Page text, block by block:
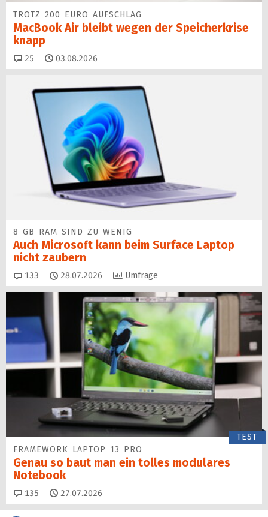
TROTZ 200 EURO AUFSCHLAG
MacBook Air bleibt wegen der Speicherkrise
knapp
25 Kommentare
03.08.2026
8 GB RAM SIND ZU WENIG
Auch Microsoft kann beim Surface Laptop
nicht zaubern
133 Kommentare
28.07.2026 Umfrage
TEST
FRAMEWORK LAPTOP 13 PRO
Genau so baut man ein tolles modulares
Notebook
135 Kommentare
27.07.2026